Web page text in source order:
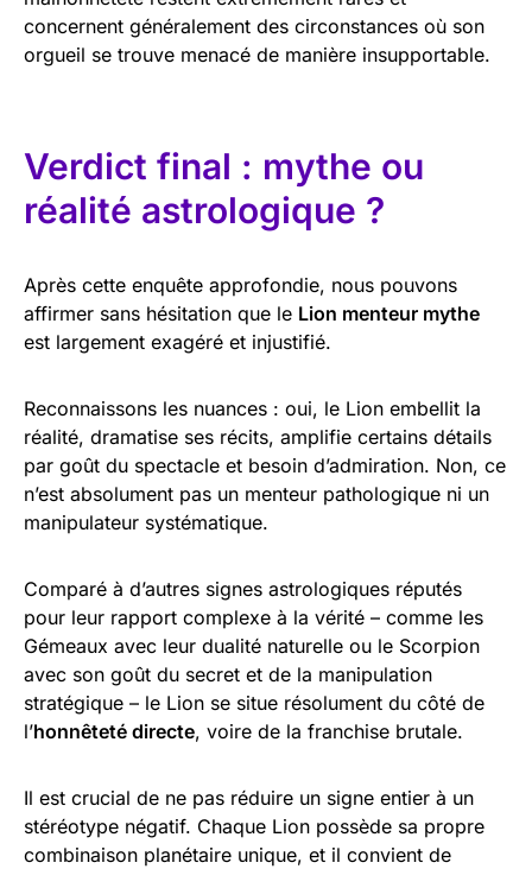
concernent généralement des circonstances où son
orgueil se trouve menacé de manière insupportable.
Verdict final : mythe ou
réalité astrologique ?
Après cette enquête approfondie, nous pouvons
affirmer sans hésitation que le Lion menteur mythe
est largement exagéré et injustifié.
Reconnaissons les nuances : oui, le Lion embellit la
réalité, dramatise ses récits, amplifie certains détails
par goût du spectacle et besoin d’admiration. Non, ce
n’est absolument pas un menteur pathologique ni un
manipulateur systématique.
Comparé à d’autres signes astrologiques réputés
pour leur rapport complexe à la vérité – comme les
Gémeaux avec leur dualité naturelle ou le Scorpion
avec son goût du secret et de la manipulation
stratégique – le Lion se situe résolument du côté de
l’honnêteté directe, voire de la franchise brutale.
Il est crucial de ne pas réduire un signe entier à un
stéréotype négatif. Chaque Lion possède sa propre
combinaison planétaire unique, et il convient de